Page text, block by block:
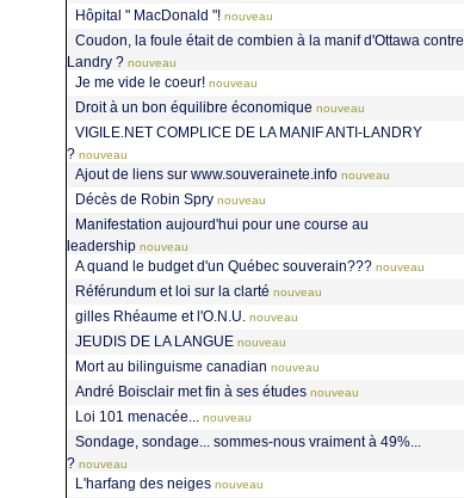
Hôpital " MacDonald "! nouveau
Coudon, la foule était de combien à la manif d'Ottawa contre
Landry ? nouveau
Je me vide le coeur! nouveau
Droit à un bon équilibre économique nouveau
VIGILE.NET COMPLICE DE LA MANIF ANTI-LANDRY
? nouveau
Ajout de liens sur www.souverainete.info nouveau
Décès de Robin Spry nouveau
Manifestation aujourd'hui pour une course au
leadership nouveau
A quand le budget d'un Québec souverain??? nouveau
Référundum et loi sur la clarté nouveau
gilles Rhéaume et l'O.N.U.
nouveau
JEUDIS DE LA LANGUE nouveau
Mort au bilinguisme canadian nouveau
André Boisclair met fin à ses études nouveau
Loi 101 menacée...
nouveau
Sondage, sondage... sommes-nous vraiment à 49%...
? nouveau
L'harfang des neiges nouveau